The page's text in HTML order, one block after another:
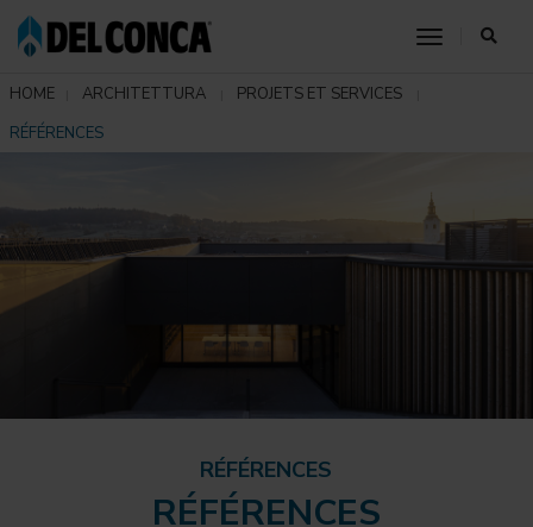
toggle
HOME ARCHITETTURA
PROJETS ET SERVICES
RÉFÉRENCES
RÉFÉRENCES
RÉFÉRENCES